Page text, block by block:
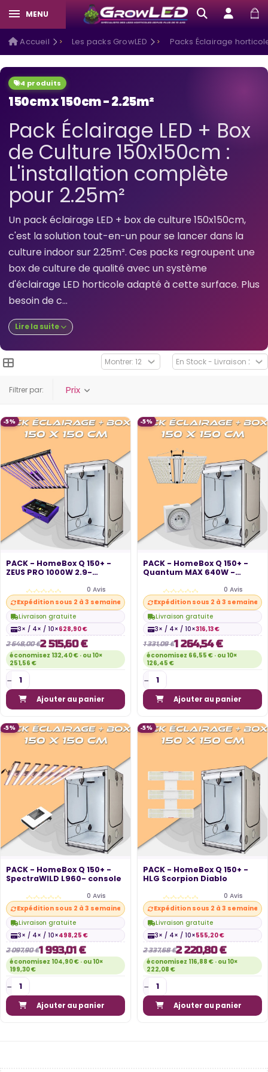
MENU
Accueil Les packs GrowLED Packs Éclairage
4 produits
150cm x 150cm - 2.25m²
Pack Éclairage LED + Box
de Culture 150x150cm :
L'installation complète
pour 2.25m²
Un pack éclairage LED + box de culture 150x150cm,
c'est la solution tout-en-un pour se lancer dans la
culture indoor sur 2.25m². Ces packs regroupent une
box de culture de qualité avec un système
d'éclairage LED horticole adapté à cette surface. Plus
besoin de c...
Lire la suite
Filtrer par: Prix
-5%
PACK - HomeBox Q 150+ -
ZEUS PRO 1000W 2.9-
0 Avis
Expédition sous 2 à 3 semaines
Livraison gratuite
3× / 4× / 10×628,90 €
2 648,00 €2 515,60 €
économisez 132,40 € · ou 10×
251,56 €
Ajouter au panier
-5%
PACK - HomeBox Q 150+ -
Quantum MAX 640W -
0 Avis
Expédition sous 2 à 3 semaines
Livraison gratuite
3× / 4× / 10×316,13 €
1 331,09 €1 264,54 €
économisez 66,55 € · ou 10×
126,45 €
Ajouter au panier
-5%
PACK - HomeBox Q 150+ -
SpectraWILD L960- console
0 Avis
Expédition sous 2 à 3 semaines
Livraison gratuite
3× / 4× / 10×498,25 €
2 097,90 €1 993,01 €
économisez 104,90 € · ou 10×
199,30 €
Ajouter au panier
-5%
PACK - HomeBox Q 150+ -
HLG Scorpion Diablo
0 Avis
Expédition sous 2 à 3 semaines
Livraison gratuite
3× / 4× / 10×555,20 €
2 337,68 €2 220,80 €
économisez 116,88 € · ou 10×
222,08 €
Ajouter au panier